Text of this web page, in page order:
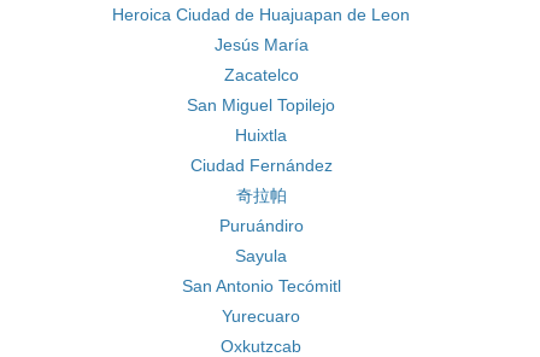
Heroica Ciudad de Huajuapan de Leon
Jesús María
Zacatelco
San Miguel Topilejo
Huixtla
Ciudad Fernández
奇拉帕
Puruándiro
Sayula
San Antonio Tecómitl
Yurecuaro
Oxkutzcab